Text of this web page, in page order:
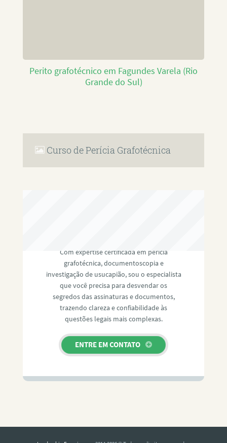
Perito grafotécnico em Fagundes Varela (Rio
Grande do Sul)
Curso de Perícia Grafotécnica
Com expertise certificada em perícia
grafotécnica, documentoscopia e
investigação de usucapião, sou o especialista
que você precisa para desvendar os
segredos das assinaturas e documentos,
trazendo clareza e confiabilidade às
questões legais mais complexas.
ENTRE EM CONTATO